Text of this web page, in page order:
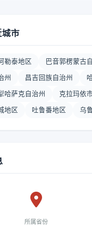
城市
勒泰地区 巴音郭楞蒙古
州 昌吉回族自治州
哈萨克自治州 克拉玛依
地区 吐鲁番地区 乌
所属省份